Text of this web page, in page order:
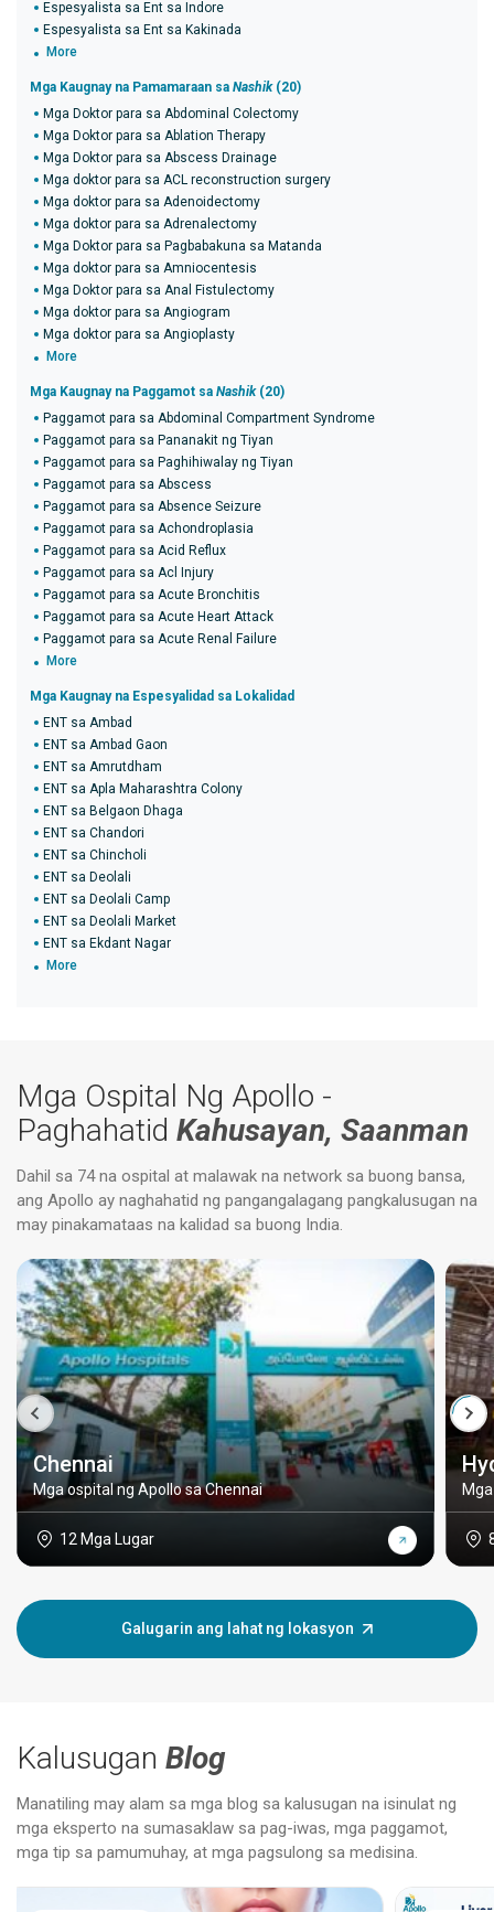
Espesyalista sa Ent sa Indore
Espesyalista sa Ent sa Kakinada
More
Mga Kaugnay na Pamamaraan sa Nashik(20)
Mga Doktor para sa Abdominal Colectomy
Mga Doktor para sa Ablation Therapy
Mga Doktor para sa Abscess Drainage
Mga doktor para sa ACL reconstruction surgery
Mga doktor para sa Adenoidectomy
Mga doktor para sa Adrenalectomy
Mga Doktor para sa Pagbabakuna sa Matanda
Mga doktor para sa Amniocentesis
Mga Doktor para sa Anal Fistulectomy
Mga doktor para sa Angiogram
Mga doktor para sa Angioplasty
More
Mga Kaugnay na Paggamot sa Nashik(20)
Paggamot para sa Abdominal Compartment Syndrome
Paggamot para sa Pananakit ng Tiyan
Paggamot para sa Paghihiwalay ng Tiyan
Paggamot para sa Abscess
Paggamot para sa Absence Seizure
Paggamot para sa Achondroplasia
Paggamot para sa Acid Reflux
Paggamot para sa Acl Injury
Paggamot para sa Acute Bronchitis
Paggamot para sa Acute Heart Attack
Paggamot para sa Acute Renal Failure
More
Mga Kaugnay na Espesyalidad sa Lokalidad
ENT sa Ambad
ENT sa Ambad Gaon
ENT sa Amrutdham
ENT sa Apla Maharashtra Colony
ENT sa Belgaon Dhaga
ENT sa Chandori
ENT sa Chincholi
ENT sa Deolali
ENT sa Deolali Camp
ENT sa Deolali Market
ENT sa Ekdant Nagar
More
Mga Ospital Ng Apollo -
Paghahatid Kahusayan, Saanman
Dahil sa 74 na ospital at malawak na network sa buong bansa,
ang Apollo ay naghahatid ng pangangalagang pangkalusugan na
may pinakamataas na kalidad sa buong India.
Chennai
Mga ospital ng Apollo sa Chennai
12 Mga Lugar
Galugarin ang lahat ng lokasyon
Kalusugan Blog
Manatiling may alam sa mga blog sa kalusugan na isinulat ng
mga eksperto na sumasaklaw sa pag-iwas, mga paggamot,
mga tip sa pamumuhay, at mga pagsulong sa medisina.